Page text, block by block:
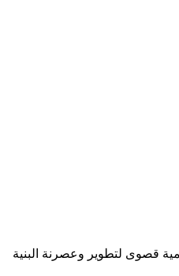
قصوى لتطوير وعصرنة البنية